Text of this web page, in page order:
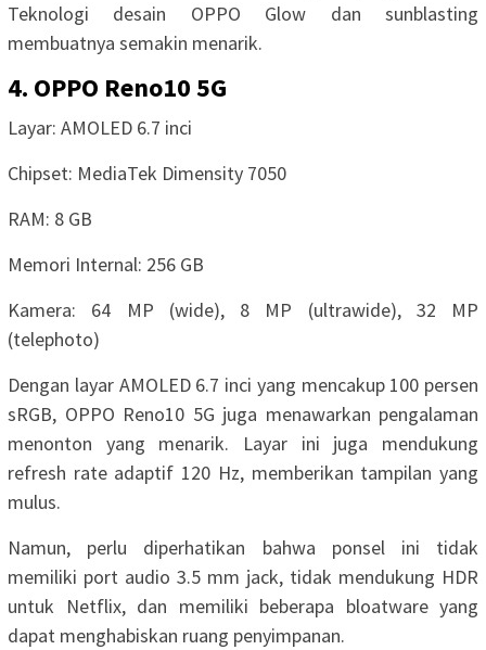
Teknologi desain OPPO Glow dan sunblasting
membuatnya semakin menarik.
4. OPPO Reno10 5G
Layar: AMOLED 6.7 inci
Chipset: MediaTek Dimensity 7050
RAM: 8 GB
Memori Internal: 256 GB
Kamera: 64 MP (wide), 8 MP (ultrawide), 32 MP
(telephoto)
Dengan layar AMOLED 6.7 inci yang mencakup 100 persen
sRGB, OPPO Reno10 5G juga menawarkan pengalaman
menonton yang menarik. Layar ini juga mendukung
refresh rate adaptif 120 Hz, memberikan tampilan yang
mulus.
Namun, perlu diperhatikan bahwa ponsel ini tidak
memiliki port audio 3.5 mm jack, tidak mendukung HDR
untuk Netflix, dan memiliki beberapa bloatware yang
dapat menghabiskan ruang penyimpanan.